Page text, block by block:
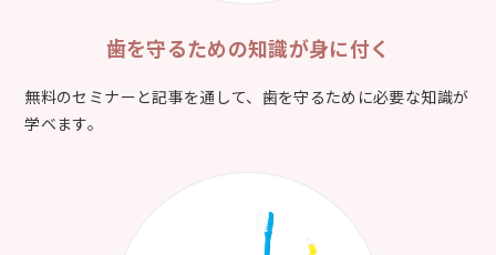
歯を守るための知識が身に付く
無料のセミナーと記事を通して、歯を守るために必要な知識が
学べます。